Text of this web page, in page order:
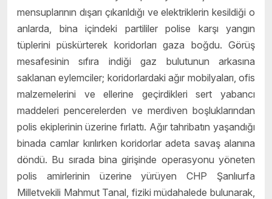
mensuplarının dışarı çıkarıldığı ve elektriklerin kesildiği o
anlarda, bina içindeki partililer polise karşı yangın
tüplerini püskürterek koridorları gaza boğdu. Görüş
mesafesinin sıfıra indiği gaz bulutunun arkasına
saklanan eylemciler; koridorlardaki ağır mobilyaları, ofis
malzemelerini ve ellerine geçirdikleri sert yabancı
maddeleri pencerelerden ve merdiven boşluklarından
polis ekiplerinin üzerine fırlattı. Ağır tahribatın yaşandığı
binada camlar kırılırken koridorlar adeta savaş alanına
döndü. Bu sırada bina girişinde operasyonu yöneten
polis amirlerinin üzerine yürüyen CHP Şanlıurfa
Milletvekili Mahmut Tanal, fiziki müdahalede bulunarak,